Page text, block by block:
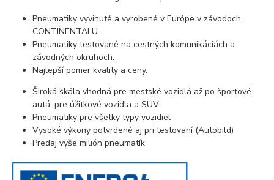
Pneumatiky vyvinuté a vyrobené v Európe v závodoch
CONTINENTALU.
Pneumatiky testované na cestných komunikáciách a
závodných okruhoch.
Najlepší pomer kvality a ceny.
Široká škála vhodná pre mestské vozidlá až po športové
autá, pre úžitkové vozidla a SUV.
Pneumatiky pre všetky typy vozidiel
Vysoké výkony potvrdené aj pri testovaní (Autobild)
Predaj vyše milión pneumatík